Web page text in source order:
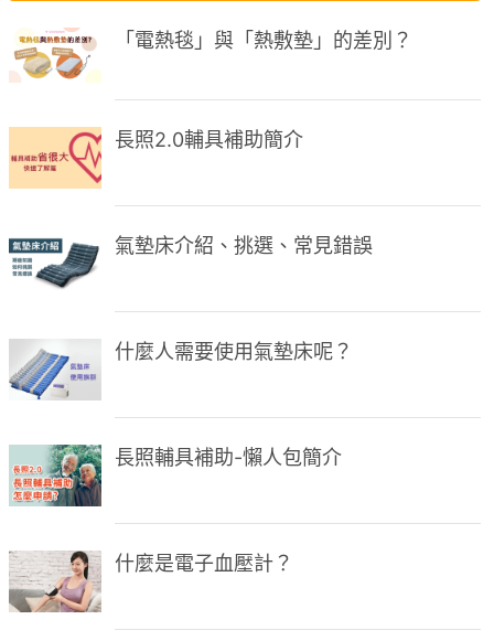
「電熱毯」與「熱敷墊」的差別？
長照2.0輔具補助簡介
氣墊床介紹、挑選、常見錯誤
什麼人需要使用氣墊床呢？
長照輔具補助-懶人包簡介
什麼是電子血壓計？